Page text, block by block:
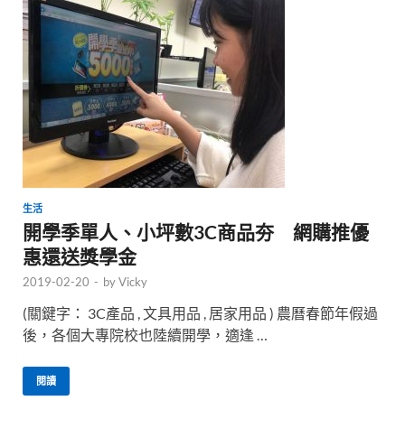
生活
開學季單人、小坪數3C商品夯 網購推優
惠還送獎學金
2019-02-20 - byVicky
(關鍵字： 3C產品 , 文具用品 , 居家用品 ) 農曆春節年假過
後，各個大專院校也陸續開學，適逢 …
閱讀